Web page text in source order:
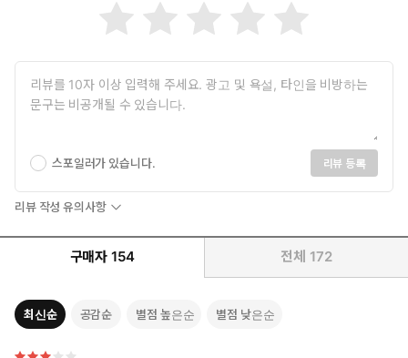
스포일러가 있습니다. 리뷰 등록
리뷰 작성 유의사항
구매자 154 전체 172
최신순 공감순 별점 높은순 별점 낮은순